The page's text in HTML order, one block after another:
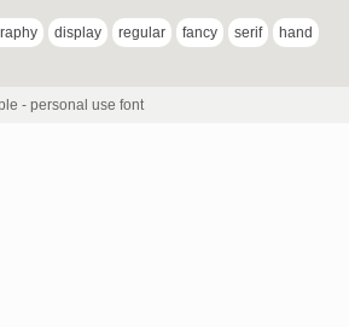
display regular fancy serif hand
- personal use font